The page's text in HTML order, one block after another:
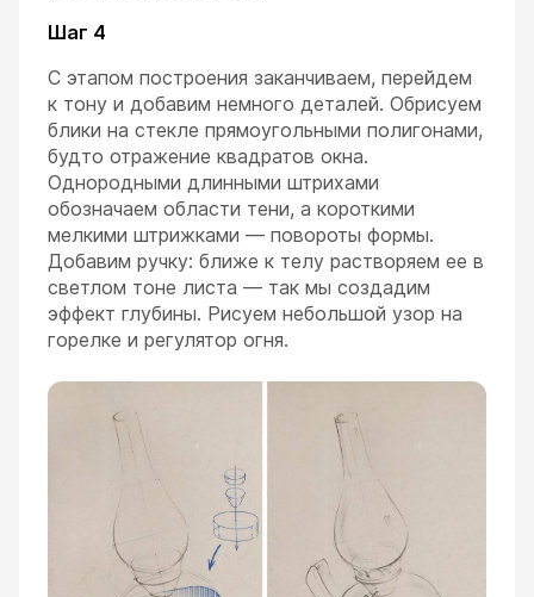
Шаг 4
С этапом построения заканчиваем, перейдем
к тону и добавим немного деталей. Обрисуем
блики на стекле прямоугольными полигонами,
будто отражение квадратов окна.
Однородными длинными штрихами
обозначаем области тени, а короткими
мелкими штрижками — повороты формы.
Добавим ручку: ближе к телу растворяем ее в
светлом тоне листа — так мы создадим
эффект глубины. Рисуем небольшой узор на
горелке и регулятор огня.